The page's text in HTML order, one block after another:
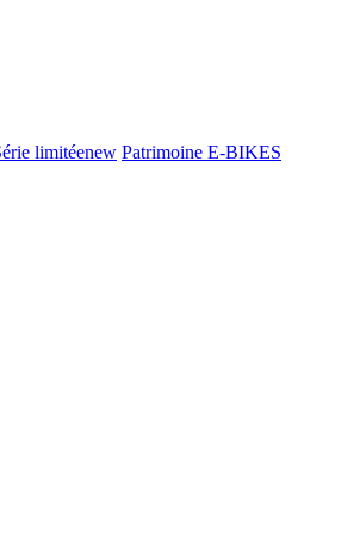
limitéenew Patrimoine E-BIKES